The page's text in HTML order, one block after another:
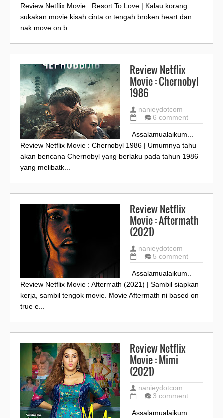
Review Netflix Movie : Resort To Love | Kalau korang
sukakan movie kisah cinta or tengah broken heart dan
nak move on b...
Review Netflix
Movie : Chernobyl
1986
nanieydotcom
6 comment
Assalamualaikum...
Review Netflix Movie : Chernobyl 1986 | Umumnya tahu
akan bencana Chernobyl yang berlaku pada tahun 1986
yang melibatk...
Review Netflix
Movie : Aftermath
(2021)
nanieydotcom
5 comment
Assalamualaikum..
Review Netflix Movie : Aftermath (2021) | Sambil siapkan
kerja, sambil tengok movie. Movie Aftermath ni based on
true e...
Review Netflix
Movie : Mimi
(2021)
nanieydotcom
3 comment
Assalamualaikum..